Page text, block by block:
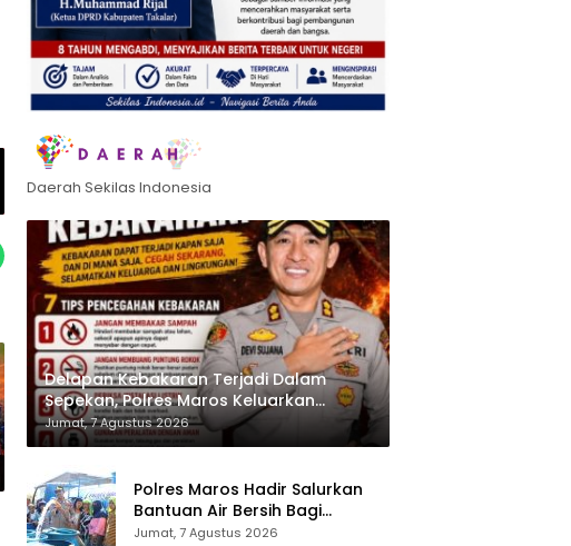
Daerah Sekilas Indonesia
Delapan Kebakaran Terjadi Dalam
Sepekan, Polres Maros Keluarkan
Imbauan kepada Masyarakat
Jumat, 7 Agustus 2026
Polres Maros Hadir Salurkan
Bantuan Air Bersih Bagi
Masyarakat Terdampak Krisis
Jumat, 7 Agustus 2026